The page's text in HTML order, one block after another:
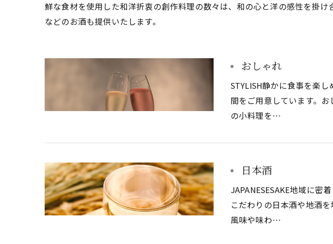
鮮な食材を使用した和洋折衷の創作料理の数々は、和の心と洋の感性を掛
などのお酒も提供いたします。
おしゃれ
STYLISH静かに食事を楽
間をご用意しています。
の小料理を…
日本酒
JAPANESESAKE地域に密
こだわりの日本酒や地酒
風味や味わ…